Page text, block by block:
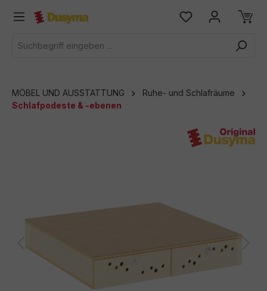
springen
MÖBEL UND AUSSTATTUNG
Ruhe- und Schlafräume
Schlafpodeste & -ebenen